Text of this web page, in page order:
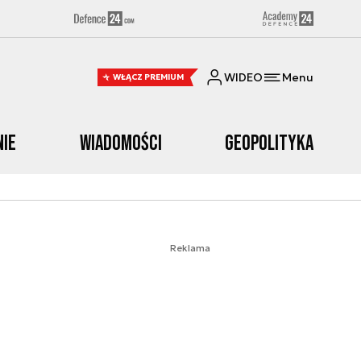
WŁĄCZ PREMIUM WIDEO Menu
Wiadomości Geopolityka
Reklama